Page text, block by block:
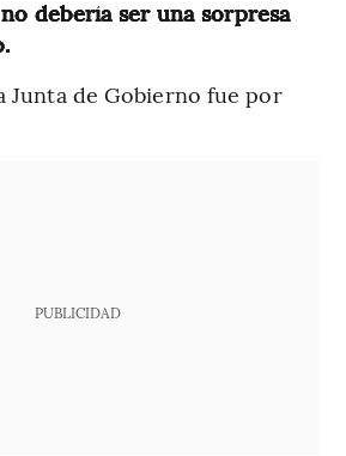
debería ser una sorpresa
Junta de Gobierno fue por
PUBLICIDAD